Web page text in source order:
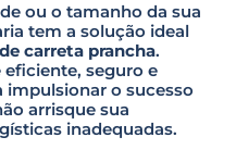
ou o tamanho da sua
tem a solução ideal
carreta prancha.
seguro e
o sucesso
arrisque sua
inadequadas.